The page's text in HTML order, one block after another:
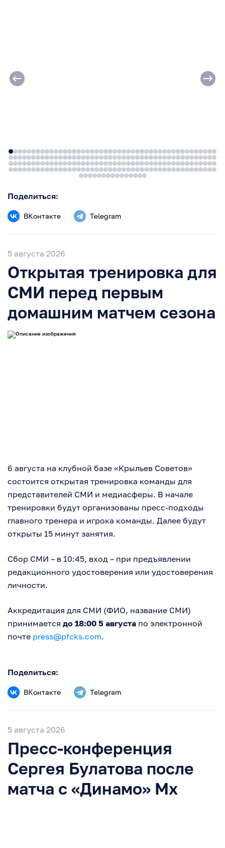
Поделиться:
ВКонтакте Telegram
5 августа 2026
Открытая тренировка для
СМИ перед первым
домашним матчем сезона
6 августа на клубной базе «Крыльев Советов»
состоится открытая тренировка команды для
представителей СМИ и медиасферы. В начале
тренировки будут организованы пресс-подходы
главного тренера и игрока команды. Далее будут
открыты 15 минут занятия.
Сбор СМИ – в 10:45, вход – при предъявлении
редакционного удостоверения или удостоверения
личности.
Аккредитация для СМИ (ФИО, название СМИ)
принимается до 18:00 5 августа по электронной
почте press@pfcks.com.
Поделиться:
ВКонтакте Telegram
5 августа 2026
Пресс-конференция
Сергея Булатова после
матча с «Динамо» Мх